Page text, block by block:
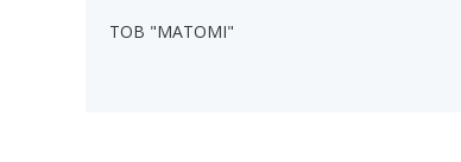
ТОВ "МАТОМІ"